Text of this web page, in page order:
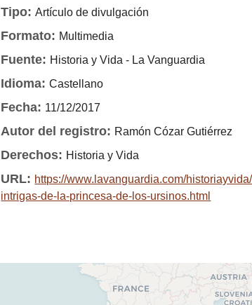
Tipo:Artículo de divulgación
Formato: Multimedia
Fuente: Historia y Vida - La Vanguardia
Idioma:Castellano
Fecha: 11/12/2017
Autor del registro: Ramón Cózar Gutiérrez
Derechos: Historia y Vida
URL: https://www.lavanguardia.com/
intrigas-de-la-princesa-de-los-ursinos.html